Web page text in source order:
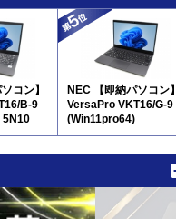
コン】
B-9
5N10
NEC 【即納パソコン】
VersaPro VKT16/G-9
(Win11pro64)